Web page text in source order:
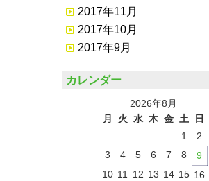
2017年11月
2017年10月
2017年9月
カレンダー
2026年8月
月
火 水 木 金 土 日
1
2
3
4 5 6 7 8
9
10 11 12 13 14 15 16